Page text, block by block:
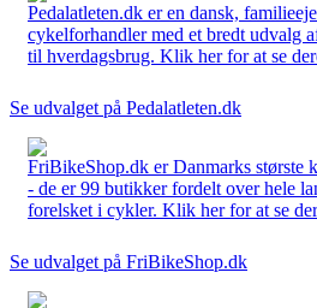
Pedalatleten.dk er en dansk,
cykelforhandler med et bredt udvalg
til hverdagsbrug. Klik her for at se
Se udvalget på Pedalatleten.dk
FriBikeShop.dk er Danmarks største
- de er 99 butikker fordelt over hele
forelsket i cykler. Klik her for at se
Se udvalget på FriBikeShop.dk